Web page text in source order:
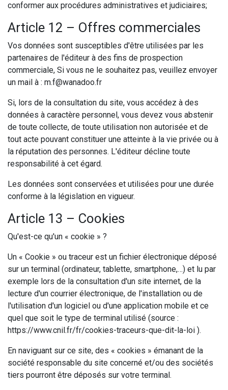
conformer aux procédures administratives et judiciaires;
Article 12 – Offres commerciales
Vos données sont susceptibles d'être utilisées par les
partenaires de l'éditeur à des fins de prospection
commerciale, Si vous ne le souhaitez pas, veuillez envoyer
un mail à : m.f@wanadoo.fr
Si, lors de la consultation du site, vous accédez à des
données à caractère personnel, vous devez vous abstenir
de toute collecte, de toute utilisation non autorisée et de
tout acte pouvant constituer une atteinte à la vie privée ou à
la réputation des personnes. L'éditeur décline toute
responsabilité à cet égard.
Les données sont conservées et utilisées pour une durée
conforme à la législation en vigueur.
Article 13 – Cookies
Qu'est-ce qu'un « cookie » ?
Un « Cookie » ou traceur est un fichier électronique déposé
sur un terminal (ordinateur, tablette, smartphone,…) et lu par
exemple lors de la consultation d'un site internet, de la
lecture d'un courrier électronique, de l'installation ou de
l'utilisation d'un logiciel ou d'une application mobile et ce
quel que soit le type de terminal utilisé (source :
https://www.cnil.fr/fr/cookies-traceurs-que-dit-la-loi ).
En naviguant sur ce site, des « cookies » émanant de la
société responsable du site concerné et/ou des sociétés
tiers pourront être déposés sur votre terminal.